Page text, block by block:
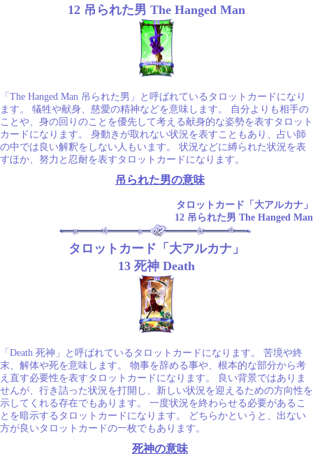
12 吊られた男 The Hanged Man
「The Hanged Man 吊られた男」と呼ばれているタロットカードになり
ます。 犠牲や献身、慈愛の精神などを意味します。 自分よりも相手の
ことや、身の回りのことを優先して考える献身的な姿勢を表すタロット
カードになります。 身動きが取れない状況を表すこともあり、占い師
の中では良い解釈をしない人もいます。 状況などに縛られた状況を表
すほか、努力と忍耐を表すタロットカードになります。
吊られた男の意味
タロットカード「大アルカナ」
12 吊られた男 The Hanged Man
タロットカード「大アルカナ」
13 死神 Death
「Death 死神」と呼ばれているタロットカードになります。 苦境や終
末、解体や死を意味します。 物事を辞める事や、根本的な部分から考
え直す必要性を表すタロットカードになります。 良い背景ではありま
せんが、行き詰った状況を打開し、新しい状況を迎えるための方向性を
示してくれる存在でもあります。 一度状況を終わらせる必要があるこ
とを暗示するタロットカードになります。 どちらかというと、出ない
方が良いタロットカードの一枚でもあります。
死神の意味